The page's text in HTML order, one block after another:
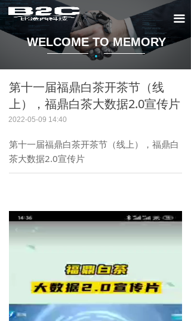
끀
第十一届福鼎白茶开茶节（线
上），福鼎白茶大数据2.0宣传片
2022-05-09 14:40
第十一届福鼎白茶开茶节（线上），福鼎白
茶大数据2.0宣传片
WELCOME TO MEMORY
·